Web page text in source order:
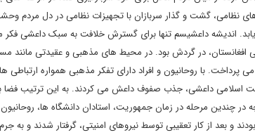
نظامی، گشت و گذار سربازان با تجهیزات نظامی در دل مردم
اندیشه داعشیسم تنها برای گسترش خلافت به سبک داعشی فکر
افغانستان، در گردش بود. در محیط های مذهبی و عقیدتی مانند
با روحانیون و افراد دارای تفکر مذهبی همواره ارتباطی
اسلامی داعشی، جذب صفوف داعش می کردند. به این ترتیب فضا
چندین مرحله در زمان جمهوریت، استادان دانشگاه ها، روحانیون
و بعد از کار تعقیبی توسط نیروهای امنیتی، گرفتار شدند و به